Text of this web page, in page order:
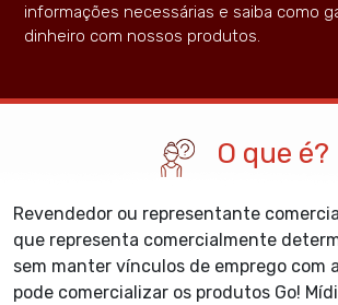
informações necessárias e saiba como
dinheiro com nossos produtos.
O que é?
Revendedor ou representante
que representa comercialmente
sem manter vínculos de emprego com
pode comercializar os produtos Go!